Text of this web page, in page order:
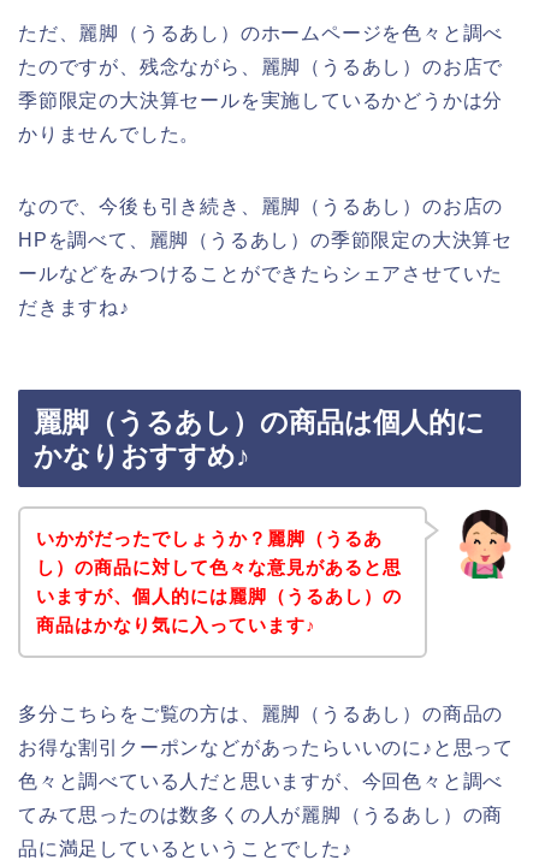
ただ、麗脚（うるあし）のホームページを色々と調べ
たのですが、残念ながら、麗脚（うるあし）のお店で
季節限定の大決算セールを実施しているかどうかは分
かりませんでした。
なので、今後も引き続き、麗脚（うるあし）のお店の
HPを調べて、麗脚（うるあし）の季節限定の大決算セ
ールなどをみつけることができたらシェアさせていた
だきますね♪
麗脚（うるあし）の商品は個人的に
かなりおすすめ♪
いかがだったでしょうか？麗脚（うるあ
し）の商品に対して色々な意見があると思
いますが、個人的には麗脚（うるあし）の
商品はかなり気に入っています♪
多分こちらをご覧の方は、麗脚（うるあし）の商品の
お得な割引クーポンなどがあったらいいのに♪と思って
色々と調べている人だと思いますが、今回色々と調べ
てみて思ったのは数多くの人が麗脚（うるあし）の商
品に満足しているということでした♪